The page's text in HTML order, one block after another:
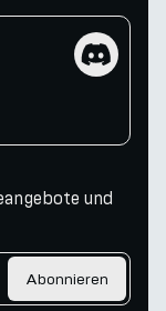
und
Abonnieren